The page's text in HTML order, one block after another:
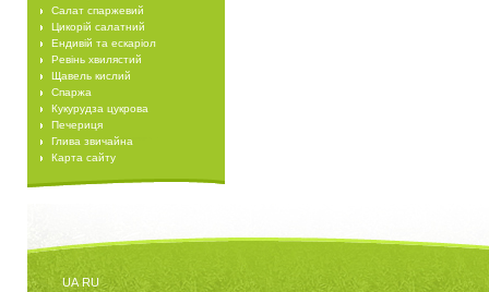
Салат спаржевий
Цикорій салатний
Ендивій та ескаріол
Ревінь хвилястий
Щавель кислий
Спаржа
Кукурудза цукрова
Печериця
Глива звичайна
Карта сайту
UA RU